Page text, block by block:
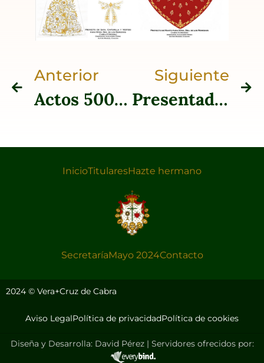
Anterior
Actos 500 Aniversario
Siguiente
Presentado el Cartel «Jueves Santo 2022» editado por la Juventud Crucera de la Archicofradía. Una obra del Joven fotógrafo egabrense Nicolás J. Canela Ballesteros
InicioTitularesHazte hermano
SecretaríaMayo 2024Contacto
2024 © Vera+Cruz de Cabra
Aviso LegalPolítica de privacidadPolítica de cookies
Diseña y Desarrolla: David Pérez | Servidores ofrecidos por: